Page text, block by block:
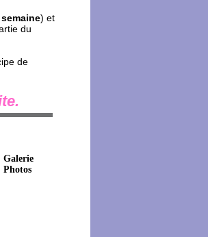
) et
du
de
Galerie
Photos